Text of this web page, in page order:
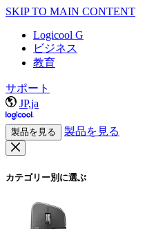
SKIP TO MAIN CONTENT
Logicool G
ビジネス
教育
サポート
JP,ja
製品を見る 製品を見る
カテゴリー別に選ぶ